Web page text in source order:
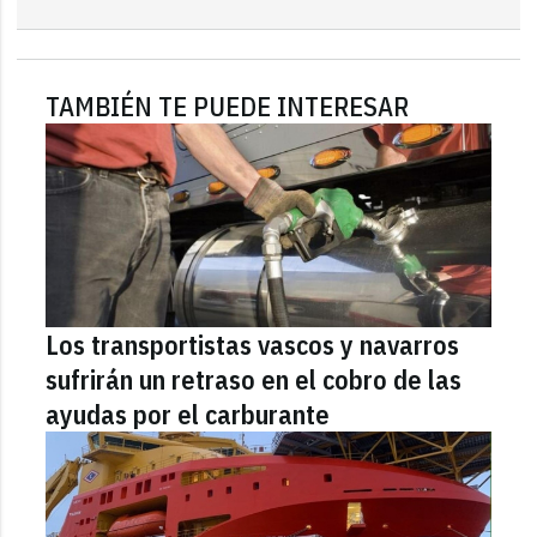
TAMBIÉN TE PUEDE INTERESAR
Los transportistas vascos y navarros
sufrirán un retraso en el cobro de las
ayudas por el carburante